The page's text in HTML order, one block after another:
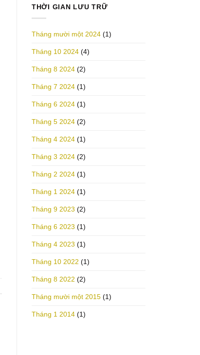
THỜI GIAN LƯU TRỮ
Tháng mười một 2024 (1)
Tháng 10 2024 (4)
Tháng 8 2024 (2)
Tháng 7 2024 (1)
Tháng 6 2024 (1)
Tháng 5 2024 (2)
Tháng 4 2024 (1)
Tháng 3 2024 (2)
Tháng 2 2024 (1)
Tháng 1 2024 (1)
Tháng 9 2023 (2)
Tháng 6 2023 (1)
Tháng 4 2023 (1)
Tháng 10 2022 (1)
Tháng 8 2022 (2)
Tháng mười một 2015 (1)
Tháng 1 2014 (1)